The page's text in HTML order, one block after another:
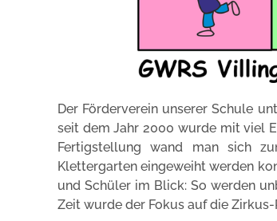
Der Förderverein unserer Schule
seit dem Jahr 2000 wurde mit viel
Fertigstellung wand man sich
Klettergarten eingeweiht werden
und Schüler im Blick: So werden
Zeit wurde der Fokus auf die